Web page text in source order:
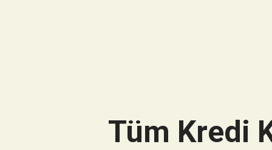
Tüm Kredi